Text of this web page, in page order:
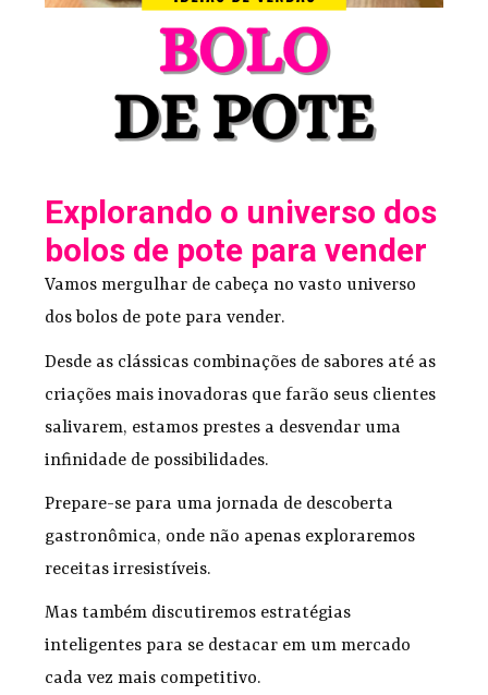
Explorando o universo dos
bolos de pote para vender
Vamos mergulhar de cabeça no vasto universo
dos bolos de pote para vender.
Desde as clássicas combinações de sabores até as
criações mais inovadoras que farão seus clientes
salivarem, estamos prestes a desvendar uma
infinidade de possibilidades.
Prepare-se para uma jornada de descoberta
gastronômica, onde não apenas exploraremos
receitas irresistíveis.
Mas também discutiremos estratégias
inteligentes para se destacar em um mercado
cada vez mais competitivo.